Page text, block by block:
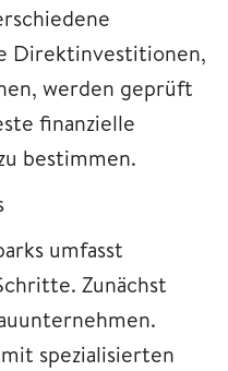
Direktinvestitionen,
werden geprüft
finanzielle
bestimmen.
umfasst
Zunächst
spezialisierten